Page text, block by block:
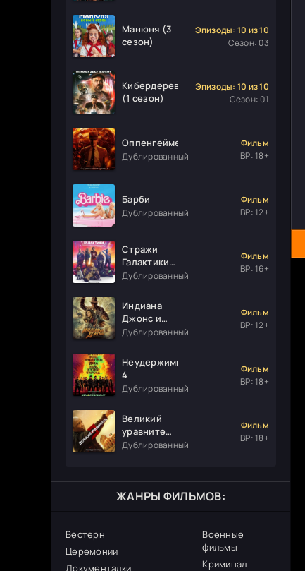
Манюня (3
сезон)
Эпизоды: 10 из 10
Сезон: 03
Кибердеревня
(1 сезон)
Эпизоды: 10 из 10
Сезон: 01
Оппенгеймер
Дублированный
Фильм
ВР: 18+
Барби
Дублированный
Фильм
ВР: 12+
Стражи
Галактики.
Часть 3
Дублированный
Фильм
ВР: 16+
Индиана
Джонс и
колесо
Дублированный
Фильм
ВР: 12+
Неудержимые
4
Дублированный
Фильм
ВР: 18+
Великий
уравнитель
3
Дублированный
Фильм
ВР: 18+
ЖАНРЫ ФИЛЬМОВ:
Вестерн
Церемонии
Документалки
Военные
фильмы
Криминал